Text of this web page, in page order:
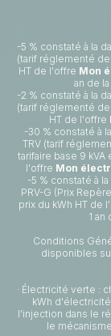
-5 % constaté à la
(tarif réglementé
HT de l'offre Mon
an de
-2 % constaté à la
(tarif réglementé
HT de l'offre
-30 % constaté à
TRV (tarif
tarifaire base 9
l'offre Mon
-5 % constaté à
PRV-G (Prix
prix du kWh HT de
1 an
Conditions
disponibles
· Électricité verte :
kWh
l'injection dans le
le